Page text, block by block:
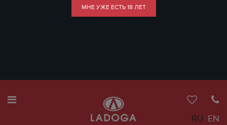
МНЕ УЖЕ ЕСТЬ 18 ЛЕТ
RU EN